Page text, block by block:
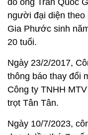
do ông Trần Quốc
người đại diện theo
Gia Phước sinh
20 tuổi.
Ngày 23/2/2017,
thông báo thay đổi
Công ty TNHH
trọt Tân Tân.
Ngày 10/7/2023,